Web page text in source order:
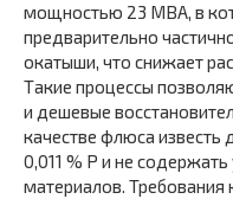
мощностью 23 MBA, в
предварительно
окатыши, что снижает
Такие процессы
и дешевые
качестве флюса известь
0,011 % P и не
материалов. Требования